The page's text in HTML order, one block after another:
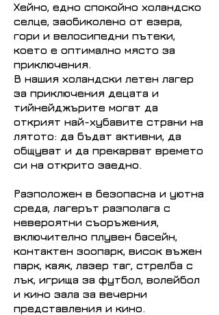
Хейно, едно спокойно холандско
селце, заобиколено от езера,
гори и велосипедни пътеки,
което е оптимално място за
приключения.
В нашия холандски летен лагер
за приключения децата и
тийнейджърите могат да
открият най-хубавите страни на
лятото: да бъдат активни, да
общуват и да прекарват времето
си на открито заедно.
Разположен в безопасна и уютна
среда, лагерът разполага с
невероятни съоръжения,
включително плувен басейн,
контактен зоопарк, висок въжен
парк, каяк, лазер таг, стрелба с
лък, игрища за футбол, волейбол
и кино зала за вечерни
представления и кино.